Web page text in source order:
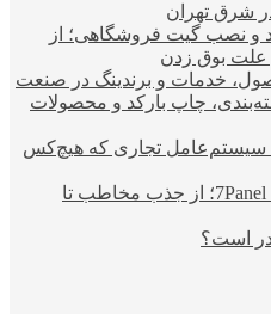
شرق تهران
و نصب گیت فروشگاهی؛ از
علت بوق زدن
خدمات و برندینگ در صنعت
چاپ بارکد و محصولات
سیستم‌عامل تجاری که هیچ‌کس
خدمات شبکه‌های اجتماعی 7Panel؛ از جذب مخاطب تا
است؟